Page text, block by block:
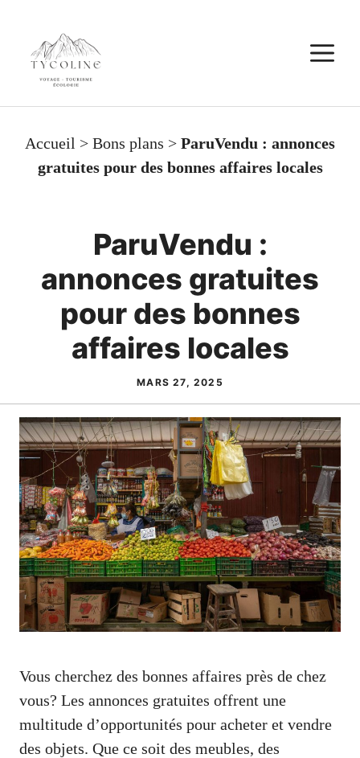
contenu
Accueil > Bons plans > ParuVendu : annonces
gratuites pour des bonnes affaires locales
ParuVendu :
annonces gratuites
pour des bonnes
affaires locales
MARS 27, 2025
Vous cherchez des bonnes affaires près de chez
vous? Les annonces gratuites offrent une
multitude d’opportunités pour acheter et vendre
des objets. Que ce soit des meubles, des